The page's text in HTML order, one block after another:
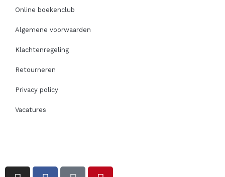
Online boekenclub
Algemene voorwaarden
Klachtenregeling
Retourneren
Privacy policy
Vacatures
I
F
T
P